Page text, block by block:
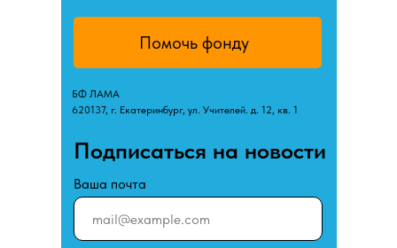
Подписаться на новости
БФ ЛАМА
620137, г. Екатеринбург, ул. Учителей. д. 12, кв. 1
Ваша почта
Помочь фонду